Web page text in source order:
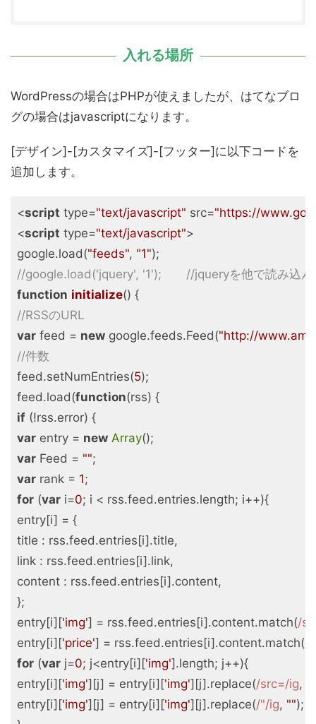
入れる場所
WordPressの場合はPHPが使えましたが、はてなブロ
グの場合はjavascriptになります。
[デザイン]-[カスタマイズ]-[フッター]に以下コードを
追加します。
<script type="text/javascript" src="https://
<script type="text/javascript">
google.load("feeds", "1"
//google.load('jquery', '1');	//jquery
function initialize() {
//RSSのURL
var feed = new google.feeds.Feed("http://
//件数
feed.setNumEntries(5);
feed.load(function(rss) {
if
(!rss.error) {
var entry = new Array
var Feed = ""
var rank = 1
for (var i=0; i < rss.feed.entries.length; i++){
entry[i] = {
title
link
content : rss.feed.entries[i].content,
};
entry[i]['img'] = rss.feed.entries[i].content.match(/
entry[i]['price'] = rss.feed.entries[i].content.match(
for (var j=0; j<entry[i]['img'].length; j++){
entry[i]['img'][j] = entry[i]['img'][j].replace(/src=/ig,
entry[i]['img'][j] = entry[i]['img'][j].replace(/"/ig, "");